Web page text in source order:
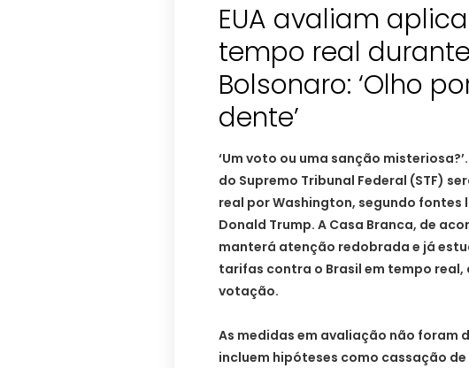
EUA avaliam
tempo real
Bolsonaro: ‘Olho
dente’
‘Um voto ou uma sanção
do Supremo Tribunal Federal (STF)
real por Washington, segundo
Donald Trump. A Casa Branca, de
manterá atenção redobrada e já
tarifas contra o Brasil em tempo
votação.
As medidas em avaliação não foram
incluem hipóteses como cassação